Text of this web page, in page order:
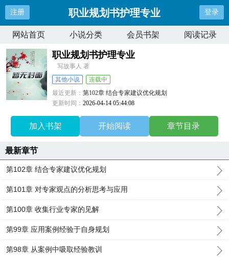
注册 职业规划书护理专业 登录
网站首页 小说分类 会员书架 阅读记录
职业规划书护理专业
写故事人 著
其他小说
连载中
最近更新：第102章 结合专家建议优化规划
更新时间：2026-04-14 05:44:08
加入书架 开始阅读 章节目录
最新章节
第102章 结合专家建议优化规划
第101章 对专家观点的分析思考与应用
第100章 收集行业专家的见解
第99章 应用案例经验于自身规划
第98章 从案例中吸取经验教训